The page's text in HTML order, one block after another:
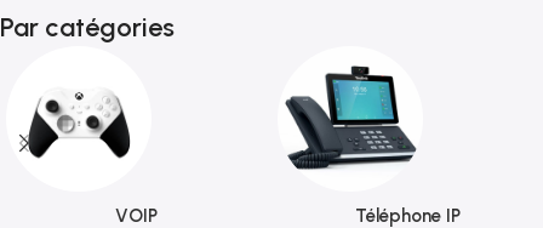
Par catégories
VOIP Téléphone IP